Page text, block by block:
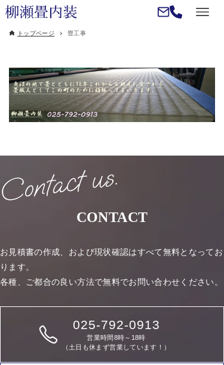
トップページ 畳工事
CONTACT
お見積書の作成、および現状確認はすべて無料となってお
ります。
各種、ご都合の良い方法で無料でお問い合わせください。
025-792-0913
営業時間8時～18時
（土日も休まず営業しています！）